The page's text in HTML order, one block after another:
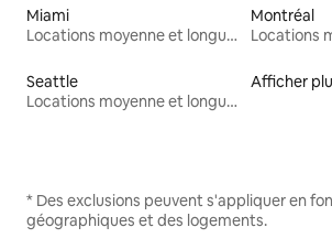
Miami
Locations moyenne et longue durée
Montréal
Seattle
Locations moyenne et longue durée
Afficher
* Des exclusions peuvent s'appliquer en
géographiques et des logements.